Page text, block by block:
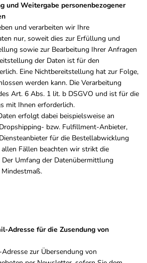
und Weitergabe personenbezogener
und verarbeiten wir Ihre
nur, soweit dies zur Erfüllung und
sowie zur Bearbeitung Ihrer Anfragen
der Daten ist für den
Eine Nichtbereitstellung hat zur Folge,
werden kann. Die Verarbeitung
Art. 6 Abs. 1 lit. b DSGVO und ist für die
mit Ihnen erforderlich.
erfolgt dabei beispielsweise an
bzw. Fulfillment-Anbieter,
für die Bestellabwicklung
Fällen beachten wir strikt die
Der Umfang der Datenübermittlung
Adresse für die Zusendung von
zur Übersendung von